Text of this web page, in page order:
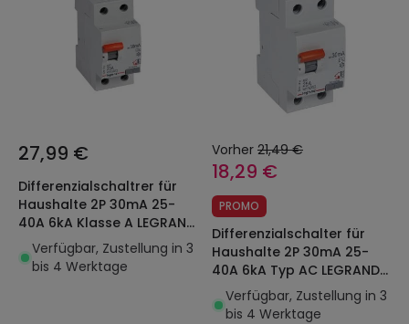
27,99 €
Differenzialschaltrer für
Haushalte 2P 30mA 25-
40A 6kA Klasse A LEGRAND
RX³ 402059
Verfügbar, Zustellung in 3
bis 4 Werktage
Vorher 21,49 €
18,29 €
PROMO
Differenzialschalter für
Haushalte 2P 30mA 25-
40A 6kA Typ AC LEGRAND
402056 RX³ 402056
Verfügbar, Zustellung in 3
bis 4 Werktage